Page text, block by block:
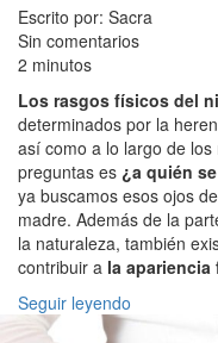
Escrito por: Sacra
Sin comentarios
2 minutos
Los rasgos físicos del
determinados por la
así como a lo largo de
preguntas es ¿a quién
ya buscamos esos ojos
madre. Además de la
la naturaleza, también
contribuir a la
Seguir leyendo